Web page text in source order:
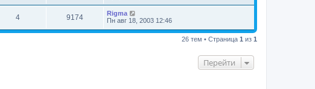
4 9174
Rigma
Пн авг 18, 2003 12:46
26 тем • Страница 1 из 1
Перейти